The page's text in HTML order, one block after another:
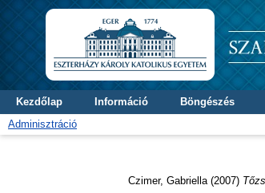
Kezdőlap Információ
Böngészés
Adminisztráció
Czimer, Gabriella (2007)